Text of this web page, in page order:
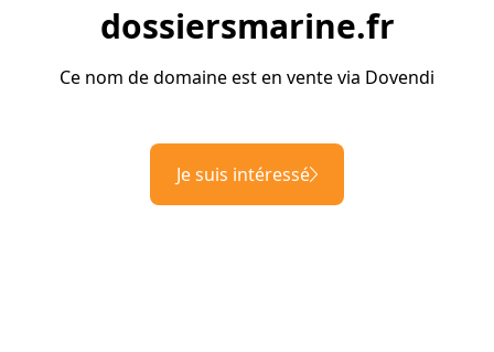
dossiersmarine.fr
Ce nom de domaine est en vente via Dovendi
Je suis intéressé